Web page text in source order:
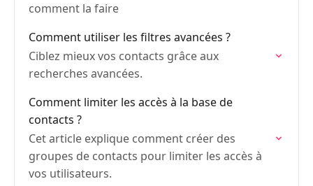
comment la faire
Comment utiliser les filtres avancées ?
Ciblez mieux vos contacts grâce aux
recherches avancées.
Comment limiter les accès à la base de
contacts ?
Cet article explique comment créer des
groupes de contacts pour limiter les accès à
vos utilisateurs.